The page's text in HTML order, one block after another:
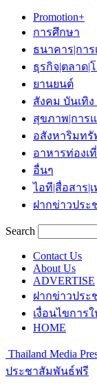
Promotion+
การศึกษา
ธนาคาร|กา
ธุรกิจ|ตลาด|
ยานยนต์
สังคม บันเทิ
สุขภาพ|การ
อสังหาริมทรั
อาหารท่องเ
อื่นๆ
ไอที|สื่อสาร|
ฝากข่าวปร
Search
Contact Us
About Us
ADVERTISE
ฝากข่าวปร
เงื่อนไขการ
HOME
Thailand Media
ประชาสัมพันธ์ฟรี